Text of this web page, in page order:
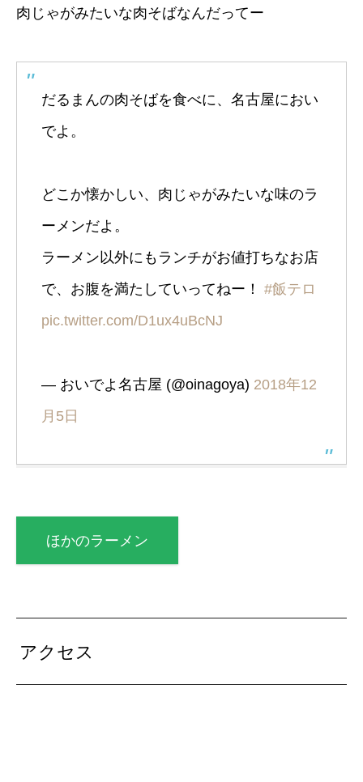
肉じゃがみたいな肉そばなんだってー
だるまんの肉そばを食べに、名古屋におい
でよ。
どこか懐かしい、肉じゃがみたいな味のラ
ーメンだよ。
ラーメン以外にもランチがお値打ちなお店
で、お腹を満たしていってねー！ #飯テロ
pic.twitter.com/D1ux4uBcNJ
— おいでよ名古屋 (@oinagoya) 2018年12
月5日
ほかのラーメン
アクセス